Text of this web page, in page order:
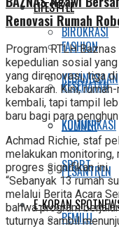
LIFESTYLE
FASHION
KESEHATAN
KULINER
SPORT
E-KORAN
BIROKRASI
KEBANGSAAN
KOMUNIKASI
PESANTREN
PEMILU
Renovasi Rumah
Program RTLH
kepedulian sosial
yang direnovasi, tiga
kebakaran. Kini,
kembali, tapi tampil
baru bagi para
Achmad Richie, staf
melakukan monitoring,
progres signifikan ini.
“Sebanyak 13 rumah
melalui Berita Acara
bahwa program
tuturnya sambil